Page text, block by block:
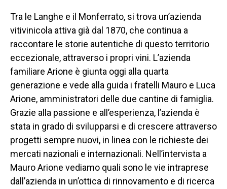
Tra le Langhe e il Monferrato, si trova un’azienda
vitivinicola attiva già dal 1870, che continua a
raccontare le storie autentiche di questo territorio
eccezionale, attraverso i propri vini. L’azienda
familiare Arione è giunta oggi alla quarta
generazione e vede alla guida i fratelli Mauro e Luca
Arione, amministratori delle due cantine di famiglia.
Grazie alla passione e all’esperienza, l’azienda è
stata in grado di svilupparsi e di crescere attraverso
progetti sempre nuovi, in linea con le richieste dei
mercati nazionali e internazionali. Nell’intervista a
Mauro Arione vediamo quali sono le vie intraprese
dall’azienda in un’ottica di rinnovamento e di ricerca